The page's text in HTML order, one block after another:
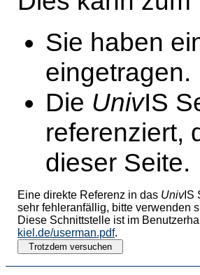
Sie haben
eingetragen.
Die UnivIS
referenziert,
dieser Seite.
Eine direkte Referenz in das UnivIS
sehr fehleranfällig, bitte verwenden
Diese Schnittstelle ist im
kiel.de/userman.pdf.